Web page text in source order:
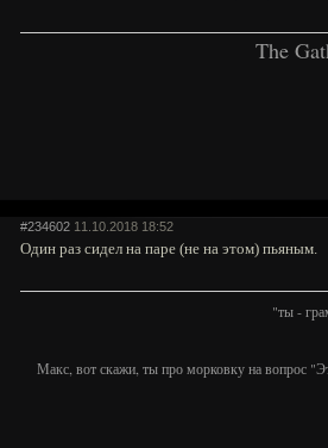
The
#234602 11.10.2018 18:52
Один раз сидел на паре (не на этом) пьяным.
"ты -
Макс, вот скажи, ты про морковку на вопрос